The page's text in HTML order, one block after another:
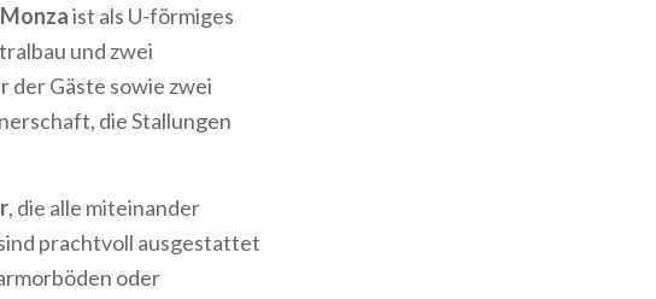
ist als U-förmiges
und zwei
der Gäste sowie zwei
die Stallungen
, die alle miteinander
prachtvoll ausgestattet
oder